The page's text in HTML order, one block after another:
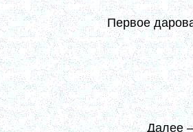
Первое
По мере нашего усердия и
уму нашему – собранность
делается неотходным, то
внимание всегда бывает
Далее